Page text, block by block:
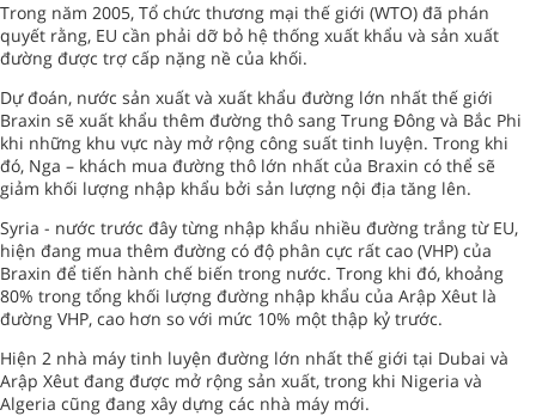
Trong năm 2005, Tổ chức thương mại thế giới (WTO) đã phán
quyết rằng, EU cần phải dỡ bỏ hệ thống xuất khẩu và sản xuất
đường được trợ cấp nặng nề của khối.
Dự đoán, nước sản xuất và xuất khẩu đường lớn nhất thế giới
Braxin sẽ xuất khẩu thêm đường thô sang Trung Đông và Bắc Phi
khi những khu vực này mở rộng công suất tinh luyện. Trong khi
đó, Nga – khách mua đường thô lớn nhất của Braxin có thể sẽ
giảm khối lượng nhập khẩu bởi sản lượng nội địa tăng lên.
Syria - nước trước đây từng nhập khẩu nhiều đường trắng từ EU,
hiện đang mua thêm đường có độ phân cực rất cao (VHP) của
Braxin để tiến hành chế biến trong nước. Trong khi đó, khoảng
80% trong tổng khối lượng đường nhập khẩu của Arập Xêut là
đường VHP, cao hơn so với mức 10% một thập kỷ trước.
Hiện 2 nhà máy tinh luyện đường lớn nhất thế giới tại Dubai và
Arập Xêut đang được mở rộng sản xuất, trong khi Nigeria và
Algeria cũng đang xây dựng các nhà máy mới.